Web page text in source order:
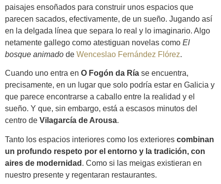
paisajes ensoñados para construir unos espacios que
parecen sacados, efectivamente, de un sueño. Jugando así
en la delgada línea que separa lo real y lo imaginario. Algo
netamente gallego como atestiguan novelas como El
bosque animado de Wenceslao Fernández Flórez.
Cuando uno entra en O Fogón da Ría se encuentra,
precisamente, en un lugar que solo podría estar en Galicia y
que parece encontrarse a caballo entre la realidad y el
sueño. Y que, sin embargo, está a escasos minutos del
centro de Vilagarcía de Arousa.
Tanto los espacios interiores como los exteriores combinan
un profundo respeto por el entorno y la tradición, con
aires de modernidad . Como si las meigas existieran en
nuestro presente y regentaran restaurantes.